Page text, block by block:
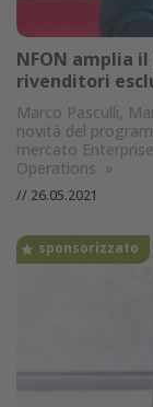
NFON amplia
rivenditori
Marco Pasculli,
novità del
mercato
Operations »
// 26.05.2021